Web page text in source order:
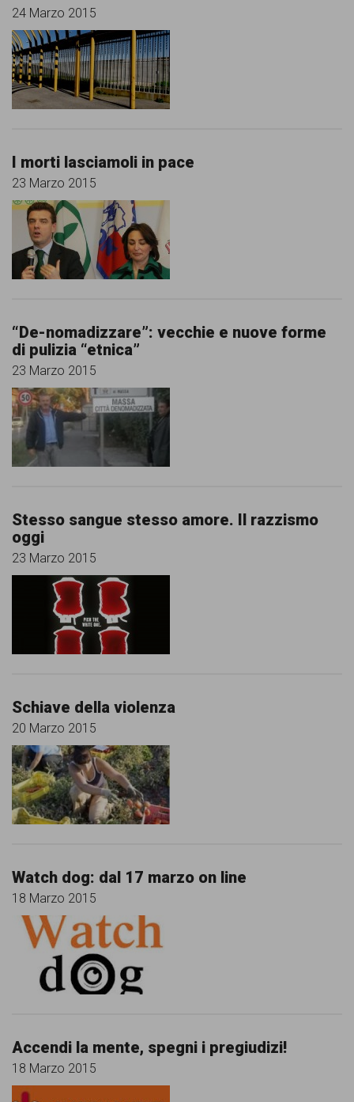
24 Marzo 2015
I morti lasciamoli in pace
23 Marzo 2015
“De-nomadizzare”: vecchie e nuove forme
di pulizia “etnica”
23 Marzo 2015
Stesso sangue stesso amore. Il razzismo
oggi
23 Marzo 2015
Schiave della violenza
20 Marzo 2015
Watch dog: dal 17 marzo on line
18 Marzo 2015
Accendi la mente, spegni i pregiudizi!
18 Marzo 2015